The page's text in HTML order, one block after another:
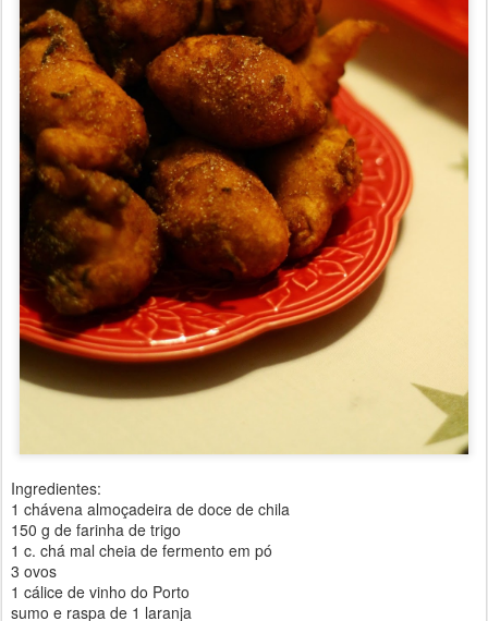
Ingredientes:
1 chávena almoçadeira de doce de chila
150 g de farinha de trigo
1 c. chá mal cheia de fermento em pó
3 ovos
1 cálice de vinho do Porto
sumo e raspa de 1 laranja